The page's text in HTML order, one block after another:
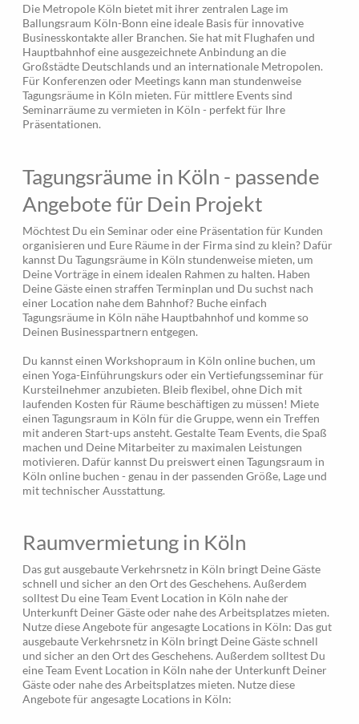
Die Metropole Köln bietet mit ihrer zentralen Lage im
Ballungsraum Köln-Bonn eine ideale Basis für innovative
Businesskontakte aller Branchen. Sie hat mit Flughafen und
Hauptbahnhof eine ausgezeichnete Anbindung an die
Großstädte Deutschlands und an internationale Metropolen.
Für Konferenzen oder Meetings kann man stundenweise
Tagungsräume in Köln mieten. Für mittlere Events sind
Seminarräume zu vermieten in Köln - perfekt für Ihre
Präsentationen.
Tagungsräume in Köln - passende
Angebote für Dein Projekt
Möchtest Du ein Seminar oder eine Präsentation für Kunden
organisieren und Eure Räume in der Firma sind zu klein? Dafür
kannst Du Tagungsräume in Köln stundenweise mieten, um
Deine Vorträge in einem idealen Rahmen zu halten. Haben
Deine Gäste einen straffen Terminplan und Du suchst nach
einer Location nahe dem Bahnhof? Buche einfach
Tagungsräume in Köln nähe Hauptbahnhof und komme so
Deinen Businesspartnern entgegen.
Du kannst einen Workshopraum in Köln online buchen, um
einen Yoga-Einführungskurs oder ein Vertiefungsseminar für
Kursteilnehmer anzubieten. Bleib flexibel, ohne Dich mit
laufenden Kosten für Räume beschäftigen zu müssen! Miete
einen Tagungsraum in Köln für die Gruppe, wenn ein Treffen
mit anderen Start-ups ansteht. Gestalte Team Events, die Spaß
machen und Deine Mitarbeiter zu maximalen Leistungen
motivieren. Dafür kannst Du preiswert einen Tagungsraum in
Köln online buchen - genau in der passenden Größe, Lage und
mit technischer Ausstattung.
Raumvermietung in Köln
Das gut ausgebaute Verkehrsnetz in Köln bringt Deine Gäste
schnell und sicher an den Ort des Geschehens. Außerdem
solltest Du eine Team Event Location in Köln nahe der
Unterkunft Deiner Gäste oder nahe des Arbeitsplatzes mieten.
Nutze diese Angebote für angesagte Locations in Köln: Das gut
ausgebaute Verkehrsnetz in Köln bringt Deine Gäste schnell
und sicher an den Ort des Geschehens. Außerdem solltest Du
eine Team Event Location in Köln nahe der Unterkunft Deiner
Gäste oder nahe des Arbeitsplatzes mieten. Nutze diese
Angebote für angesagte Locations in Köln: